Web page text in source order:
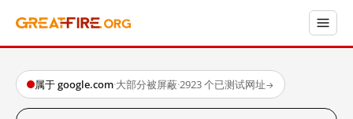
属于 google.com·大部分被屏蔽·2923 个已测试网址→